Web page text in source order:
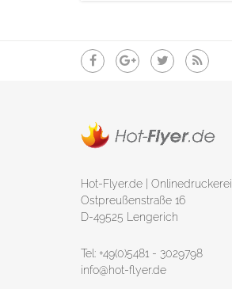
Hot-Flyer.de | Onlinedruckerei
Ostpreußenstraße 16
D-49525 Lengerich
Tel: +49(0)5481 - 3029798
info@hot-flyer.de